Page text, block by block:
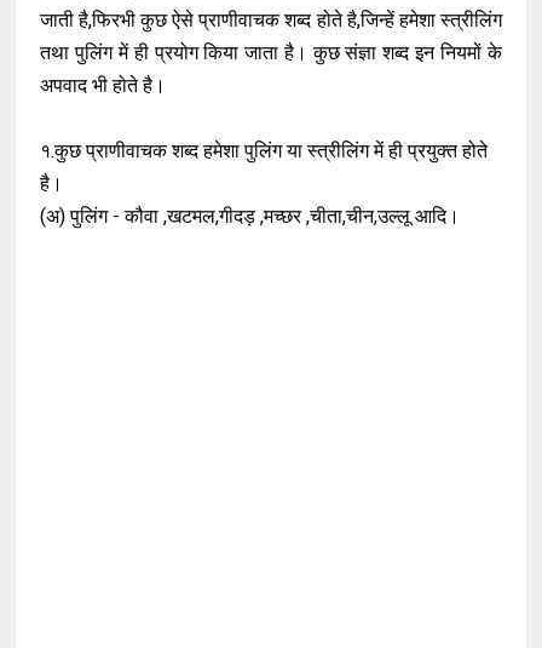
जाती है,फिरभी कुछ ऐसे प्राणीवाचक शब्द होते है,जिन्हें हमेशा स्त्रीलिंग
तथा पुलिंग में ही प्रयोग किया जाता है। कुछ संज्ञा शब्द इन नियमों के
अपवाद भी होते है।
१.कुछ प्राणीवाचक शब्द हमेशा पुलिंग या स्त्रीलिंग में ही प्रयुक्त होते
है।
(अ) पुलिंग - कौवा ,खटमल,गीदड़ ,मच्छर ,चीता,चीन,उल्लू आदि।